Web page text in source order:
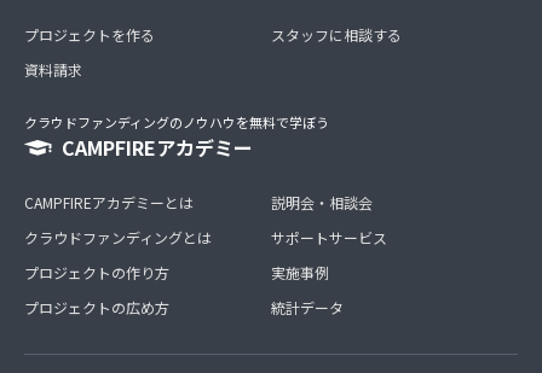
プロジェクトを作る
資料請求
スタッフに相談する
クラウドファンディングのノウハウを無料で学ぼう
CAMPFIREアカデミー
CAMPFIREアカデミーとは
クラウドファンディングとは
プロジェクトの作り方
プロジェクトの広め方
説明会・相談会
サポートサービス
実施事例
統計データ